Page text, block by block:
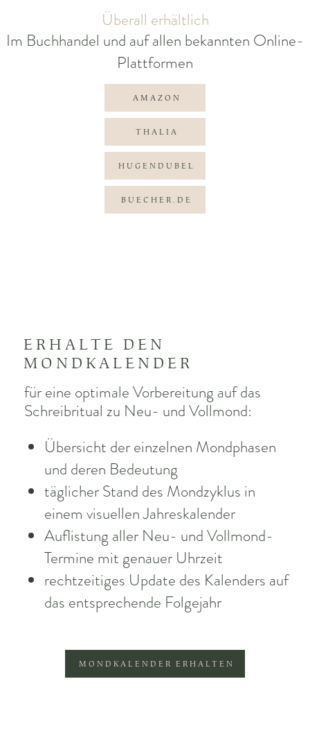
Überall erhältlich
Im Buchhandel und auf allen bekannten Online-
Plattformen
AMAZON
THALIA
HUGENDUBEL
BUECHER.DE
ERHALTE DEN
MONDKALENDER
für eine optimale Vorbereitung auf das
Schreibritual zu Neu- und Vollmond:
Übersicht der einzelnen Mondphasen
und deren Bedeutung
täglicher Stand des Mondzyklus in
einem visuellen Jahreskalender
Auflistung aller Neu- und Vollmond-
Termine mit genauer Uhrzeit
rechtzeitiges Update des Kalenders auf
das entsprechende Folgejahr
MONDKALENDER ERHALTEN